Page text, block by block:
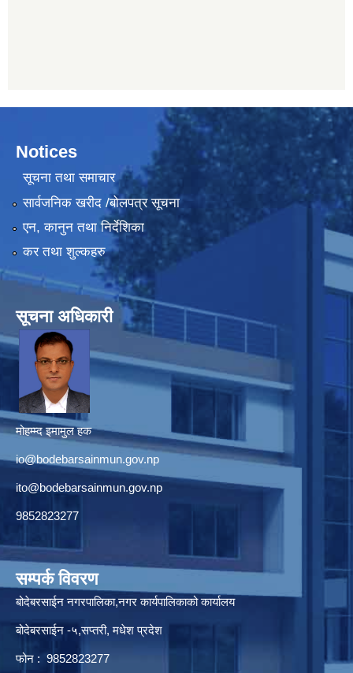
Notices
सूचना तथा समाचार
सार्वजनिक खरीद /बोलपत्र सूचना
एन, कानुन तथा निर्देशिका
कर तथा शुल्कहरु
सूचना अधिकारी
मोहम्म्द इमामुल हक
io@bodebarsainmun.gov.np
ito@bodebarsainmun.gov.np
9852823277
सम्पर्क विवरण
बोदेबरसाईन नगरपालिका,नगर कार्यपालिकाको कार्यालय
बोदेबरसाईन -५,सप्तरी, मधेश प्रदेश
फोन : 9852823277